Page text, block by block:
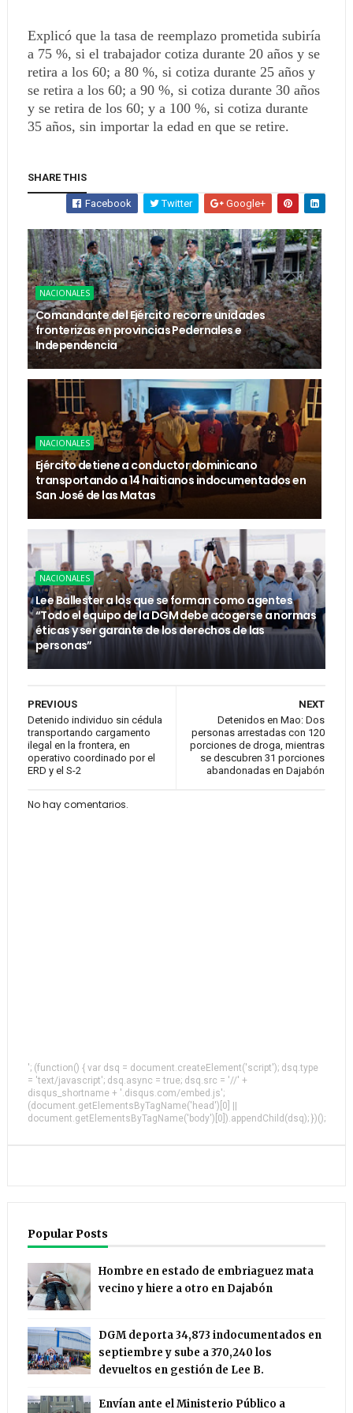
Explicó que la tasa de reemplazo prometida subiría
a 75 %, si el trabajador cotiza durante 20 años y se
retira a los 60; a 80 %, si cotiza durante 25 años y
se retira a los 60; a 90 %, si cotiza durante 30 años
y se retira de los 60; y a 100 %, si cotiza durante
35 años, sin importar la edad en que se retire.
SHARE THIS
Facebook Twitter Google+
NACIONALES
Comandante del Ejército recorre unidades
fronterizas en provincias Pedernales e
Independencia
NACIONALES
Ejército detiene a conductor dominicano
transportando a 14 haitianos indocumentados en
San José de las Matas
NACIONALES
Lee Ballester a los que se forman como agentes
“Todo el equipo de la DGM debe acogerse a normas
éticas y ser garante de los derechos de las
personas”
NEXT
Detenidos en Mao: Dos
personas arrestadas con 120
porciones de droga, mientras
se descubren 31 porciones
abandonadas en Dajabón
PREVIOUS
Detenido individuo sin cédula
transportando cargamento
ilegal en la frontera, en
operativo coordinado por el
ERD y el S-2
No hay comentarios.
'; (function() { var dsq = document.createElement('script'); dsq.type
= 'text/javascript'; dsq.async = true; dsq.src = '//' +
disqus_shortname + '.disqus.com/embed.js';
(document.getElementsByTagName('head')[0] ||
document.getElementsByTagName('body')[0]).appendChild(dsq); })();
Popular Posts
Hombre en estado de embriaguez mata
vecino y hiere a otro en Dajabón
DGM deporta 34,873 indocumentados en
septiembre y sube a 370,240 los
devueltos en gestión de Lee B.
Envían ante el Ministerio Público a